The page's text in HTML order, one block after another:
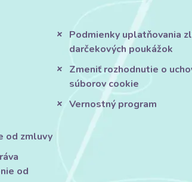
od zmluvy
od
Podmienky uplatňovania
darčekových poukážok
Zmeniť rozhodnutie o
súborov cookie
Vernostný program